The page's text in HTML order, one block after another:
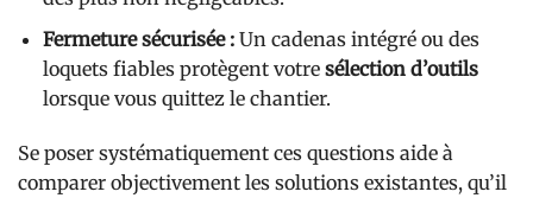
Fermeture sécurisée :Un cadenas intégré ou des
loquets fiables protègent votre sélection d’outils
lorsque vous quittez le chantier.
Se poser systématiquement ces questions aide à
comparer objectivement les solutions existantes, qu’il